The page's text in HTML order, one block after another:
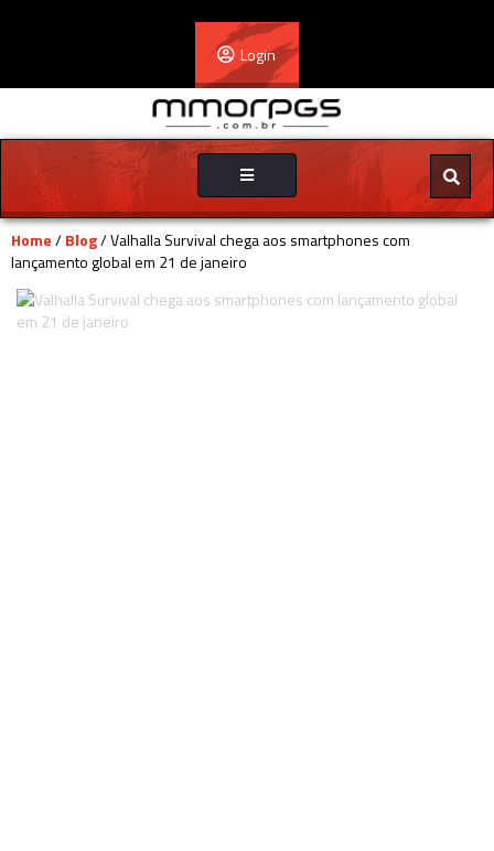
Login
Toggle
navigation
Home/Blog/ Valhalla Survival chega aos smartphones com
lançamento global em 21 de janeiro